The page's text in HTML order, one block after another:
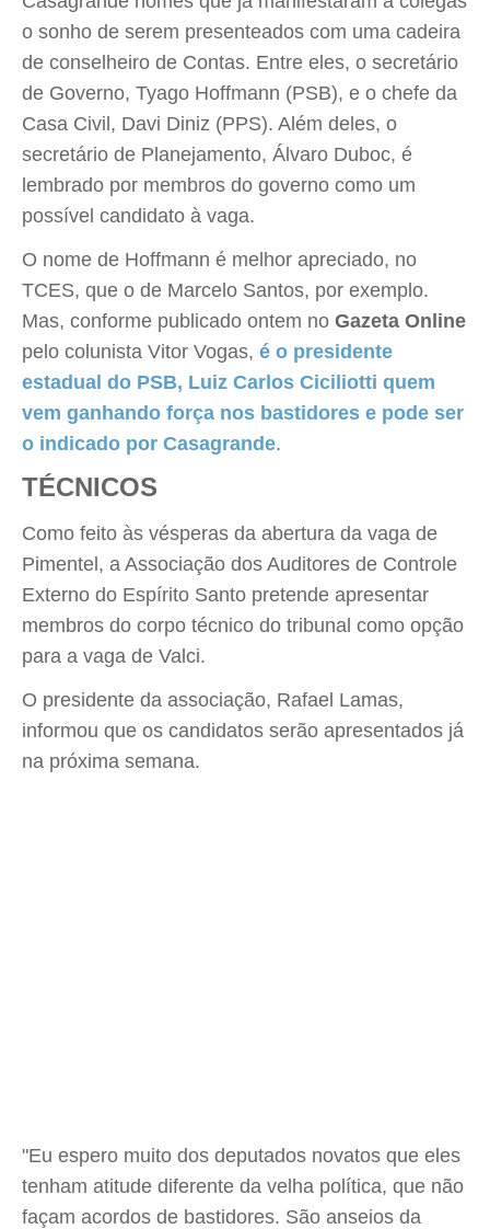
o sonho de serem presenteados com uma cadeira
de conselheiro de Contas. Entre eles, o secretário
de Governo, Tyago Hoffmann (PSB), e o chefe da
Casa Civil, Davi Diniz (PPS). Além deles, o
secretário de Planejamento, Álvaro Duboc, é
lembrado por membros do governo como um
possível candidato à vaga.
O nome de Hoffmann é melhor apreciado, no
TCES, que o de Marcelo Santos, por exemplo.
Mas, conforme publicado ontem no Gazeta Online
pelo colunista Vitor Vogas, é o presidente
estadual do PSB, Luiz Carlos Ciciliotti quem
vem ganhando força nos bastidores e pode ser
o indicado por Casagrande.
TÉCNICOS
Como feito às vésperas da abertura da vaga de
Pimentel, a Associação dos Auditores de Controle
Externo do Espírito Santo pretende apresentar
membros do corpo técnico do tribunal como opção
para a vaga de Valci.
O presidente da associação, Rafael Lamas,
informou que os candidatos serão apresentados já
na próxima semana.
"Eu espero muito dos deputados novatos que eles
tenham atitude diferente da velha política, que não
façam acordos de bastidores. São anseios da